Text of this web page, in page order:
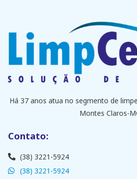
Há 37 anos atua no segmento de
Montes Claros-
Contato:
(38) 3221-5924
(38) 3221-5924